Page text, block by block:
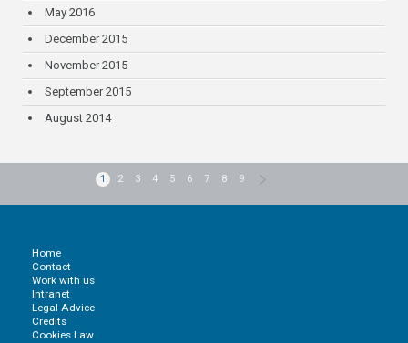
May 2016
December 2015
November 2015
September 2015
August 2014
1 2 3 4 5 6 7 8 9
Home
Contact
Work with us
Intranet
Legal Advice
Credits
Cookies Law